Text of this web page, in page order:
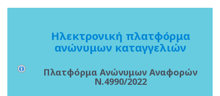
Ηλεκτρονική πλατφόρμα
ανώνυμων καταγγελιών
Πλατφόρμα Ανώνυμων Αναφορών
Ν.4990/2022